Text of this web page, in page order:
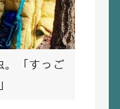
。「すっご